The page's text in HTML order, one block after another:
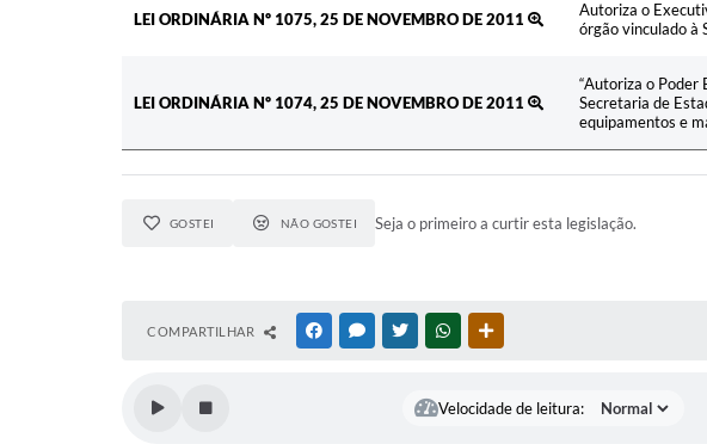
LEI ORDINÁRIA Nº 1075, 25 DE NOVEMBRO DE 2011
Autoriza o
órgão vinculado à
LEI ORDINÁRIA Nº 1074, 25 DE NOVEMBRO DE 2011
“Autoriza o Poder
Secretaria de
equipamentos e
GOSTEI NÃO GOSTEI Seja o primeiro a curtir esta legislação.
COMPARTILHAR FACEBOOKMESSENGER
TWITTERWHATSAPP
Velocidade de leitura: